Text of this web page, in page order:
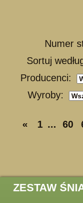
Numer
Sortuj
Producenci:
Wyroby:
« 1 ... 60
ZESTAW